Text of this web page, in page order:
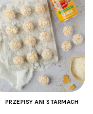
PRZEPISY ANI STARMACH